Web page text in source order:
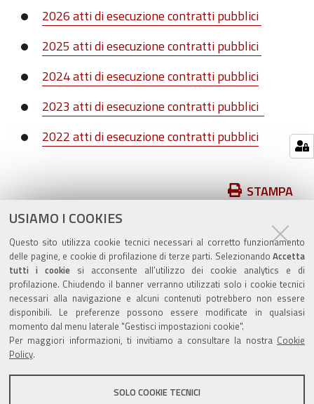
USIAMO I COOKIES
Questo sito utilizza cookie tecnici necessari al corretto funzionamento
delle pagine, e cookie di profilazione di terze parti. Selezionando Accetta
tutti i cookiesi acconsente all’utilizzo dei cookie analytics e di
profilazione. Chiudendo il banner verranno utilizzati solo i cookie tecnici
necessari alla navigazione e alcuni contenuti potrebbero non essere
disponibili. Le preferenze possono essere modificate in qualsiasi
momento dal menu laterale "Gestisci impostazioni cookie".
Per maggiori informazioni, ti invitiamo a consultare la nostra Cookie
Policy.
SOLO COOKIE TECNICI
2026 atti di esecuzione contratti pubblici
2025 atti di esecuzione contratti pubblici
2024 atti di esecuzione contratti pubblici
2023 atti di esecuzione contratti pubblici
2022 atti di esecuzione contratti pubblici
Azioni
sul
documento
STAMPA
pubblicato il22/07/2025
ultima modifica10/02/2026
Valuta questo sito